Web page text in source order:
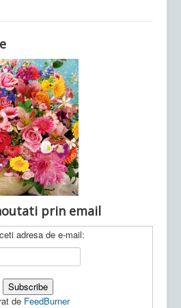
-Inspectoratul Școlar
Mehedinți
prin email
adresa de e-mail:
de FeedBurner